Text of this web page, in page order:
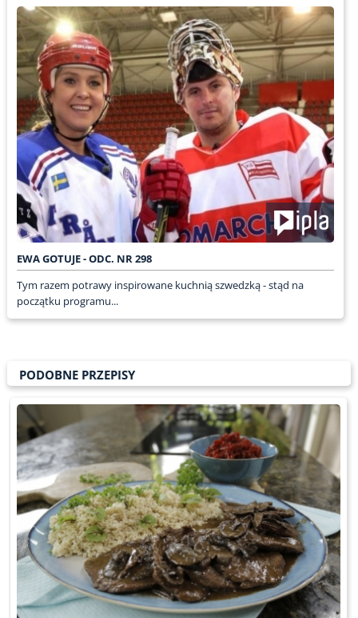
EWA GOTUJE - ODC. NR 298
Tym razem potrawy inspirowane kuchnią szwedzką - stąd na
początku programu...
PODOBNE PRZEPISY